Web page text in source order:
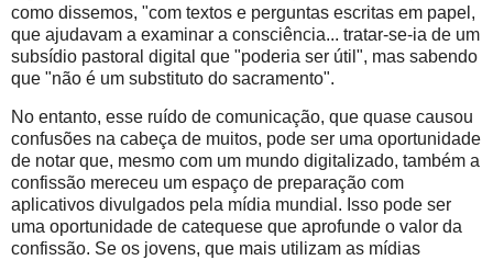
como dissemos, "com textos e perguntas escritas em papel,
que ajudavam a examinar a consciência... tratar-se-ia de um
subsídio pastoral digital que "poderia ser útil", mas sabendo
que "não é um substituto do sacramento".
No entanto, esse ruído de comunicação, que quase causou
confusões na cabeça de muitos, pode ser uma oportunidade
de notar que, mesmo com um mundo digitalizado, também a
confissão mereceu um espaço de preparação com
aplicativos divulgados pela mídia mundial. Isso pode ser
uma oportunidade de catequese que aprofunde o valor da
confissão. Se os jovens, que mais utilizam as mídias